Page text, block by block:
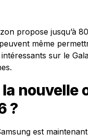
propose jusqu’à
même
sur le
nouvelle
?
est